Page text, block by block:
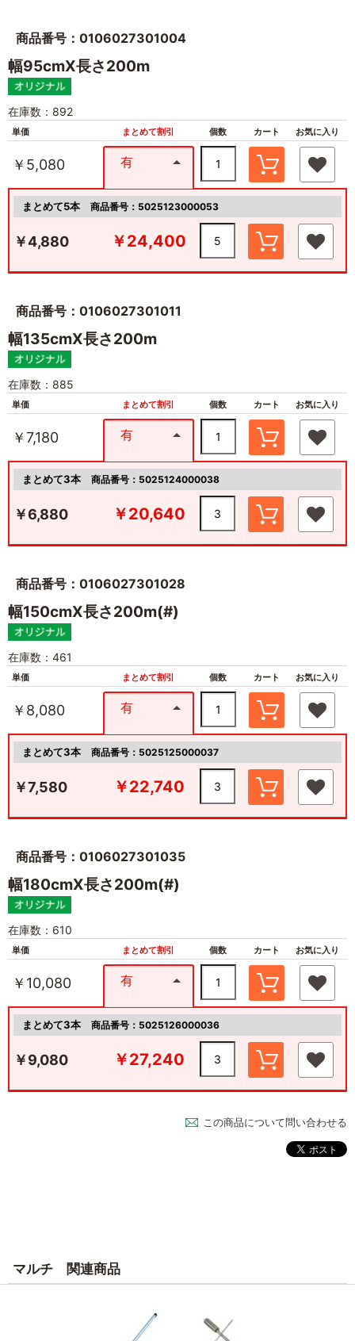
商品番号：0106027301004
幅95cmX長さ200m
在庫数：892
単価 まとめて割引 個数 カート お気に入り
￥5,080 有
まとめて5本 商品番号：5025123000053
￥4,880 ￥24,400
商品番号：0106027301011
幅135cmX長さ200m
在庫数：885
単価 まとめて割引 個数 カート お気に入り
￥7,180 有
まとめて3本 商品番号：5025124000038
￥6,880 ￥20,640
商品番号：0106027301028
幅150cmX長さ200m(#)
在庫数：461
単価 まとめて割引 個数 カート お気に入り
￥8,080 有
まとめて3本 商品番号：5025125000037
￥7,580 ￥22,740
商品番号：0106027301035
幅180cmX長さ200m(#)
在庫数：610
単価 まとめて割引 個数 カート お気に入り
￥10,080 有
まとめて3本 商品番号：5025126000036
￥9,080 ￥27,240
この商品について問い合わせる
マルチ 関連商品